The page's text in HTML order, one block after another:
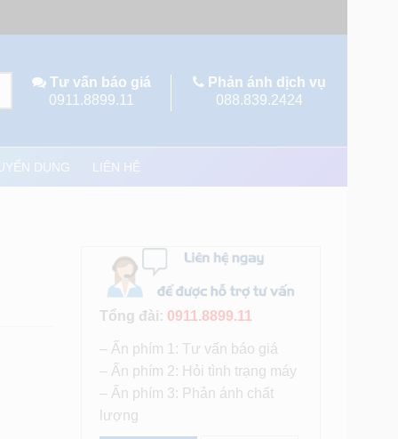
Tư vấn báo giá
0911.8899.11
Phản ánh dịch vụ
088.839.2424
DỤNG LIÊN HỆ
Tổng đài: 0911.8899.11
– Ấn phím 1: Tư vấn báo giá
– Ấn phím 2: Hỏi tình trạng máy
– Ấn phím 3: Phản ánh chất
lượng